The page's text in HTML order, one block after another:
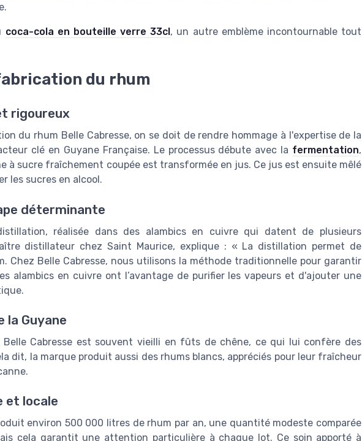
coca-cola en bouteille verre 33cl, un autre emblème incontournable tout
du rhum
rigoureux
du rhum Belle Cabresse, on se doit de rendre hommage à l'expertise de la
clé en Guyane Française. Le processus débute avec la fermentation,
à sucre fraîchement coupée est transformée en jus. Ce jus est ensuite mêlé
les sucres en alcool.
déterminante
réalisée dans des alambics en cuivre qui datent de plusieurs
distillateur chez Saint Maurice, explique : « La distillation permet de
Chez Belle Cabresse, nous utilisons la méthode traditionnelle pour garantir
alambics en cuivre ont l’avantage de purifier les vapeurs et d'ajouter une
la Guyane
Cabresse est souvent vieilli en fûts de chêne, ce qui lui confère des
dit, la marque produit aussi des rhums blancs, appréciés pour leur fraîcheur
et locale
environ 500 000 litres de rhum par an, une quantité modeste comparée
cela garantit une attention particulière à chaque lot. Ce soin apporté à